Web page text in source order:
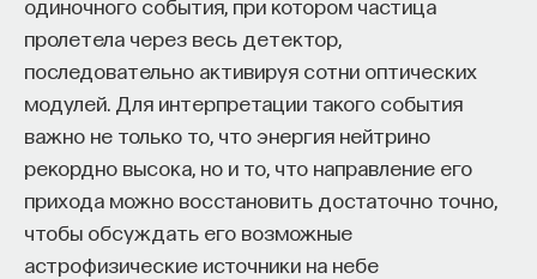
одиночного события, при котором частица
пролетела через весь детектор,
последовательно активируя сотни оптических
модулей. Для интерпретации такого события
важно не только то, что энергия нейтрино
рекордно высока, но и то, что направление его
прихода можно восстановить достаточно точно,
чтобы обсуждать его возможные
астрофизические источники на небе